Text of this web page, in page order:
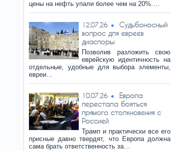
цены на нефть упали более чем на 20%.…
12.07.26
Судьбоносный
вопрос для евреев
диаспоры
Позволив разложить свою
еврейскую идентичность на
отдельные, удобные для выбора элементы,
евреи…
10.07.26
Европа
перестала бояться
прямого столкновения с
Россией
Трамп и практически все его
присные давно твердят, что Европа должна
сама брать ответственность за…